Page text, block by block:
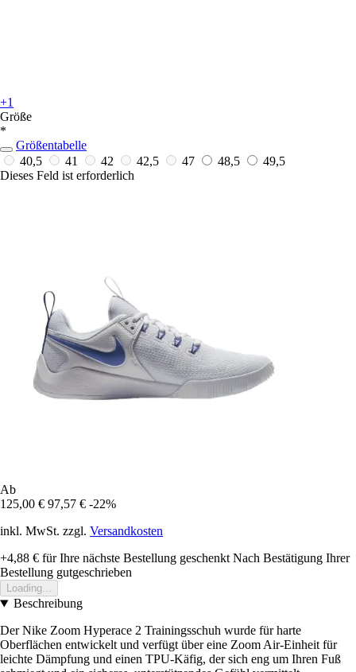
+1
Größe
*
Größentabelle
40,5
41 42 42,5 47 48,5
49,5
Dieses Feld ist erforderlich
Ab
125,00 € 97,57 € -22%
inkl. MwSt. zzgl. Versandkosten
+4,88 € für Ihre nächste Bestellung geschenkt Nach Bestätigung Ihrer
Bestellung gutgeschrieben
Loading...
Beschreibung
Der Nike Zoom Hyperace 2 Trainingsschuh wurde für harte
Oberflächen entwickelt und verfügt über eine Zoom Air-Einheit für
leichte Dämpfung und einen TPU-Käfig, der sich eng um Ihren Fuß